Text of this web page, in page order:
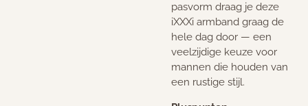
pasvorm draag je deze
iXXXi armband graag de
hele dag door — een
veelzijdige keuze voor
mannen die houden van
een rustige stijl.